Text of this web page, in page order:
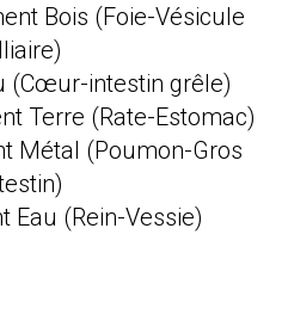
Bois (Foie-Vésicule
(Cœur-intestin grêle)
Terre (Rate-Estomac)
Métal (Poumon-Gros
Eau (Rein-Vessie)